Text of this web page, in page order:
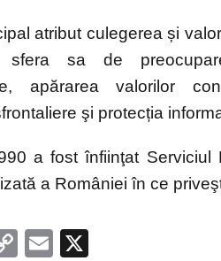
atribut culegerea și
sfera sa de
apărarea valorilor
şi protecția
a fost înfiinţat Serviciul
a României în ce
C
E